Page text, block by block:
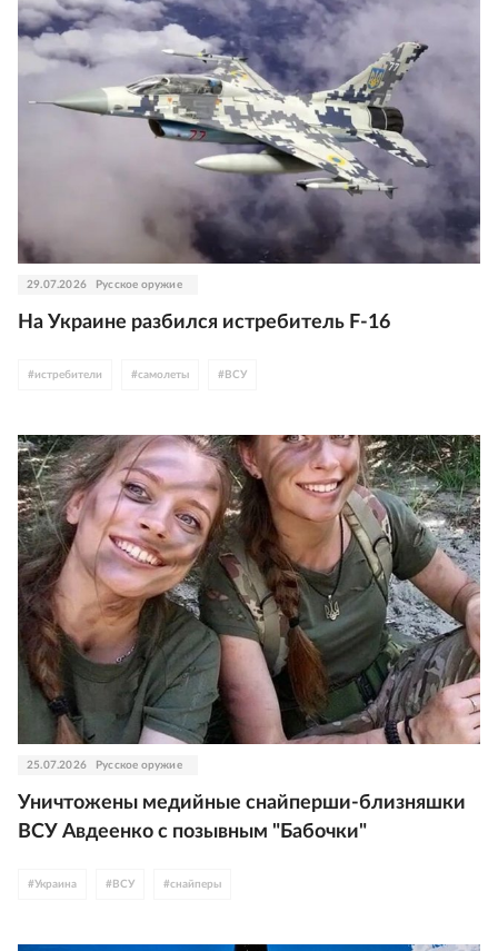
29.07.2026 Русское оружие
На Украине разбился истребитель F-16
#истребители #самолеты # ВСУ
25.07.2026 Русское оружие
Уничтожены медийные снайперши-близняшки
ВСУ Авдеенко с позывным "Бабочки"
#Украина # ВСУ #снайперы